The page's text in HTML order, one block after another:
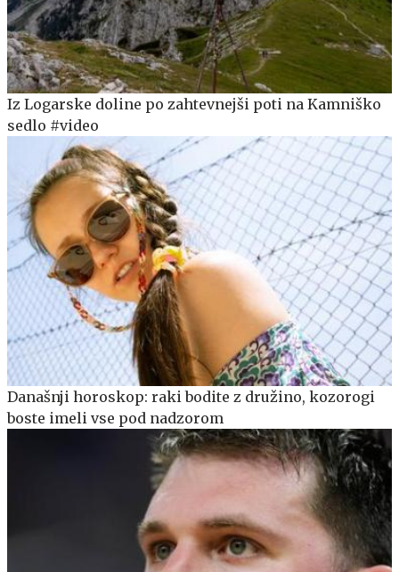
Iz Logarske doline po zahtevnejši poti na Kamniško
sedlo #video
Današnji horoskop: raki bodite z družino, kozorogi
boste imeli vse pod nadzorom